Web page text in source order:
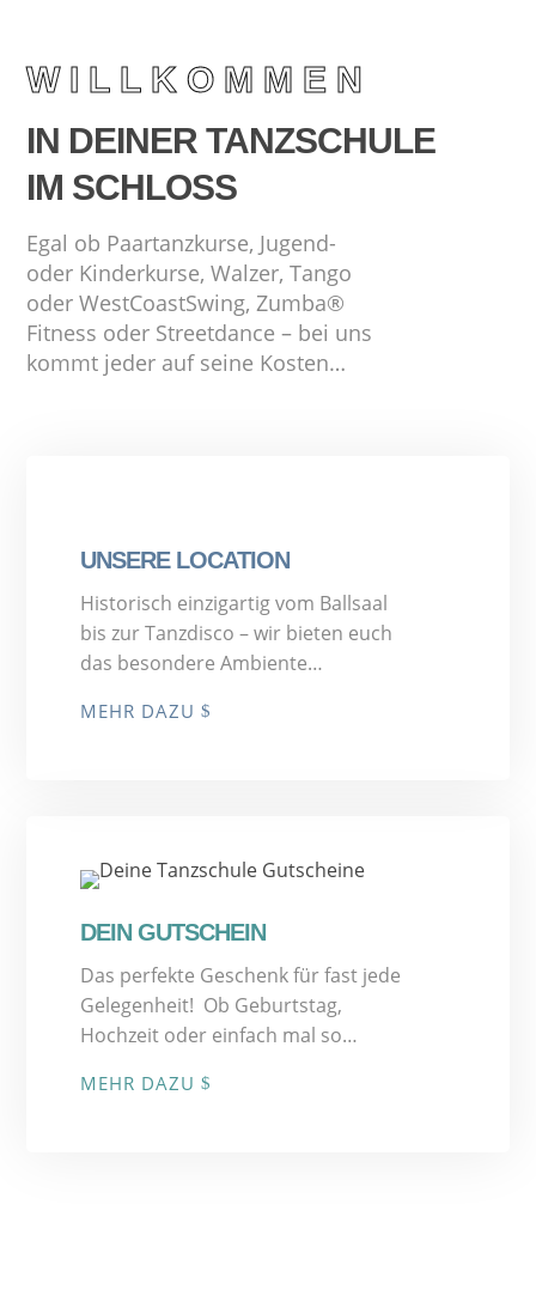
WILLKOMMEN
IN DEINER TANZSCHULE
IM SCHLOSS
Egal ob Paartanzkurse, Jugend-
oder Kinderkurse,Walzer, Tango
oder WestCoastSwing,Zumba®
Fitness oder Streetdance – bei uns
kommt jeder auf seine Kosten…
UNSERE LOCATION
Historisch einzigartig vom Ballsaal
bis zur Tanzdisco – wir bieten euch
das besondere Ambiente…
MEHR DAZU
DEIN GUTSCHEIN
Das perfekte Geschenk für fast jede
Gelegenheit! Ob Geburtstag,
Hochzeit oder einfach mal so…
MEHR DAZU